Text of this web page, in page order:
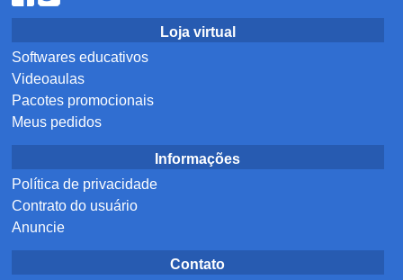
Loja virtual
Softwares educativos
Videoaulas
Pacotes promocionais
Meus pedidos
Informações
Política de privacidade
Contrato do usuário
Anuncie
Contato